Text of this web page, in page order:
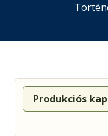
Produkciós